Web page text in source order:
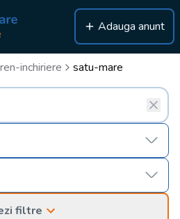
Adauga anunt
inchiriere satu-mare
filtre